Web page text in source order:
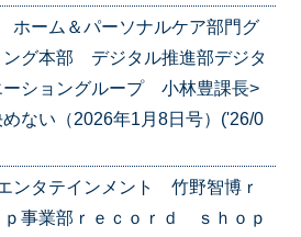
ーム＆パーソナルケア部門グ
ング本部 デジタル推進部デジタ
ーショングループ 小林豊課長>
ない（2026年1月8日号）('26/0
ンタテインメント 竹野智博ｒ
事業部ｒｅｃｏｒｄ ｓｈｏｐ